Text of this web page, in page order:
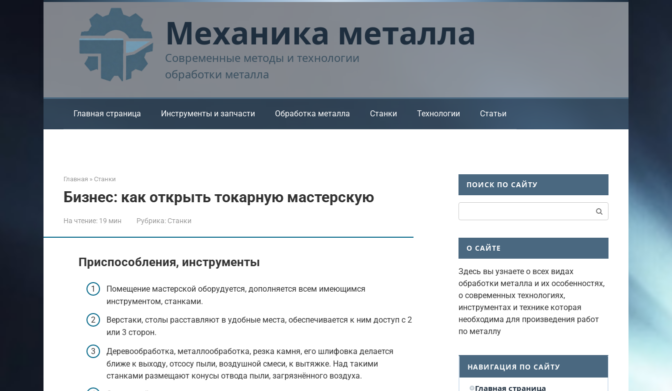
Механика металла
Современные методы и технологии
обработки металла
Главная страница Инструменты и запчасти Обработка металла Станки Технологии Статьи
Главная » Станки
Бизнес: как открыть токарную мастерскую
На чтение: 19 мин Рубрика: Станки
Приспособления, инструменты
Помещение мастерской оборудуется, дополняется всем имеющимся
инструментом, станками.
Верстаки, столы расставляют в удобные места, обеспечивается к ним доступ с 2
или 3 сторон.
Деревообработка, металлообработка, резка камня, его шлифовка делается
ближе к выходу, отсосу пыли, воздушной смеси, к вытяжке. Над такими
станками размещают конусы отвода пыли, загрязнённого воздуха.
ПОИСК ПО САЙТУ
О САЙТЕ
Здесь вы узнаете о всех видах
обработки металла и их особенностях,
о современных технологиях,
инструментах и технике которая
необходима для произведения работ
по металлу
НАВИГАЦИЯ ПО САЙТУ
Главная страница